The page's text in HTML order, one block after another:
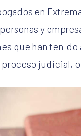
en
y
que han
proceso judicial,